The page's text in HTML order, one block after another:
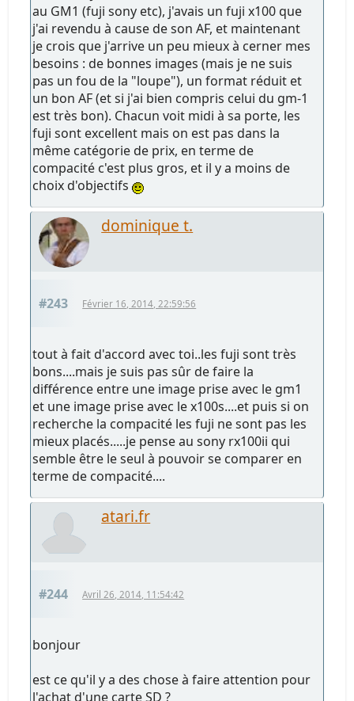
au GM1 (fuji sony etc), j'avais un fuji x100 que
j'ai revendu à cause de son AF, et maintenant
je crois que j'arrive un peu mieux à cerner mes
besoins : de bonnes images (mais je ne suis
pas un fou de la "loupe"), un format réduit et
un bon AF (et si j'ai bien compris celui du gm-1
est très bon). Chacun voit midi à sa porte, les
fuji sont excellent mais on est pas dans la
même catégorie de prix, en terme de
compacité c'est plus gros, et il y a moins de
choix d'objectifs
dominique t.
#243 Février 16, 2014, 22:59:56
tout à fait d'accord avec toi..les fuji sont très
bons....mais je suis pas sûr de faire la
différence entre une image prise avec le gm1
et une image prise avec le x100s....et puis si on
recherche la compacité les fuji ne sont pas les
mieux placés.....je pense au sony rx100ii qui
semble être le seul à pouvoir se comparer en
terme de compacité....
atari.fr
#244 Avril 26, 2014, 11:54:42
bonjour
est ce qu'il y a des chose à faire attention pour
l'achat d'une carte SD ?